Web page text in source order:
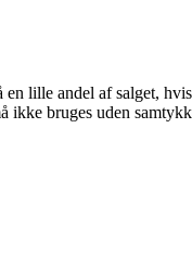
lille andel af salget,
bruges uden